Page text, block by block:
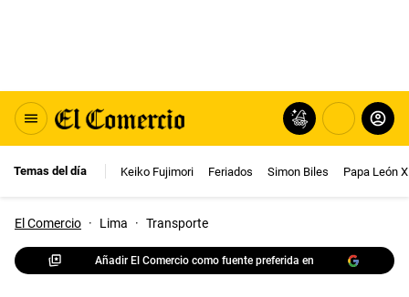
Temas del día Keiko Fujimori Feriados Simon Biles Papa León
El Comercio · Lima · Transporte
Añadir El Comercio como fuente preferida en